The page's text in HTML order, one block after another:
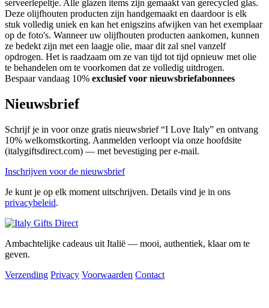
serveerlepeltje. Alle glazen items zijn gemaakt van gerecycled glas.
Deze olijfhouten producten zijn handgemaakt en daardoor is elk
stuk volledig uniek en kan het enigszins afwijken van het exemplaar
op de foto's. Wanneer uw olijfhouten producten aankomen, kunnen
ze bedekt zijn met een laagje olie, maar dit zal snel vanzelf
opdrogen. Het is raadzaam om ze van tijd tot tijd opnieuw met olie
te behandelen om te voorkomen dat ze volledig uitdrogen.
Bespaar vandaag 10% exclusief voor nieuwsbriefabonnees
Nieuwsbrief
Schrijf je in voor onze gratis nieuwsbrief “I Love Italy” en ontvang
10% welkomstkorting. Aanmelden verloopt via onze hoofdsite
(italygiftsdirect.com) — met bevestiging per e-mail.
Inschrijven voor de nieuwsbrief
Je kunt je op elk moment uitschrijven. Details vind je in ons
privacybeleid.
Ambachtelijke cadeaus uit Italië — mooi, authentiek, klaar om te
geven.
Verzending Privacy Voorwaarden Contact